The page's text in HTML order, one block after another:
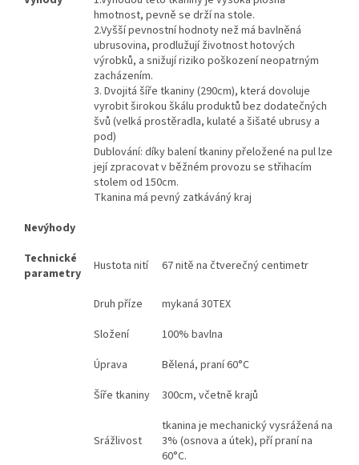
hmotnost, pevně se drží na stole.
2.Vyšší pevnostní hodnoty než má bavlněná
ubrusovina, prodlužují životnost hotových
výrobků, a snižují riziko poškození neopatrným
zacházením.
3. Dvojitá šíře tkaniny (290cm), která dovoluje
vyrobit širokou škálu produktů bez dodatečných
švů (velká prostěradla, kulaté a šišaté ubrusy a
pod)
Dublování: díky balení tkaniny přeložené na pul lze
její zpracovat v běžném provozu se střihacím
stolem od 150cm.
Tkanina má pevný zatkáváný kraj
Nevýhody
Technické
parametry
Hustota nití 67 nitě na čtverečný centimetr
Druh příze
mykaná 30TEX
Složení
100% bavlna
Úprava
Bělená, praní 60°C
Šíře tkaniny
300cm, včetně krajů
Srážlivost
tkanina je mechanický vysrážená na
3% (osnova a útek), pří praní na
60°C.